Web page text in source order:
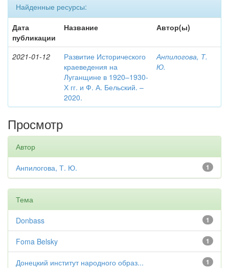
Найденные ресурсы:
Дата
публикации
Название Автор(ы)
2021-01-12
Развитие Исторического
краеведения на
Луганщине в 1920–1930-
Х гг. и Ф. А. Бельский. –
2020.
Анпилогова, Т.
Ю.
Просмотр
Автор
1
Анпилогова, Т. Ю.
Тема
1
Donbass
1
Foma Belsky
1
Донецкий институт народного образ...